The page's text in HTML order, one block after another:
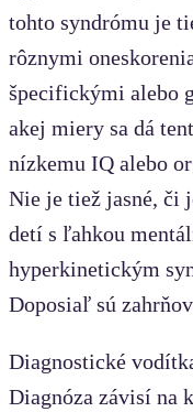
tohto syndrómu je
rôznymi
špecifickými alebo
akej miery sa dá
nízkemu IQ alebo
Nie je tiež jasné, či
detí s ľahkou
hyperkinetickým
Doposiaľ sú
Diagnostické
Diagnóza závisí na